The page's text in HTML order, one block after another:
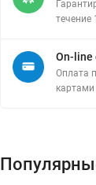
течение
On-line
Оплата
картами